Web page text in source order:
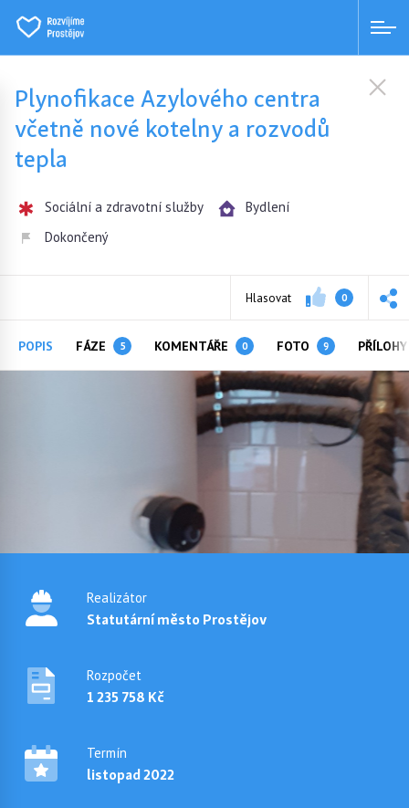
Plynofikace Azylového centra
včetně nové kotelny a rozvodů
tepla
Sociální a zdravotní služby
Bydlení
Dokončený
Hlasovat 0
POPIS FÁZE 5 KOMENTÁŘE 0 FOTO 9
Realizátor
Statutární město Prostějov
Rozpočet
1 235 758 Kč
Termín
listopad 2022